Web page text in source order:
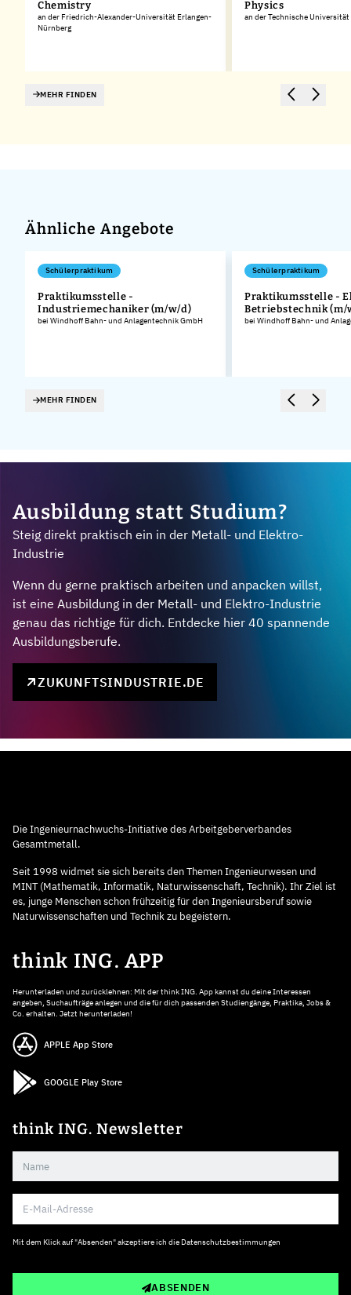
Chemistry
an der Friedrich-Alexander-Universität Erlangen-
Nürnberg
Physics
an der Technische Universität
MEHR FINDEN
Ähnliche Angebote
Schülerpraktikum
Praktikumsstelle -
Industriemechaniker (m/w/d)
bei Windhoff Bahn- und Anlagentechnik GmbH
Schülerpraktikum
Praktikumsstelle -
Betriebstechnik (m/
bei Windhoff Bahn- und
MEHR FINDEN
Ausbildung statt Studium?
Steig direkt praktisch ein in der Metall- und Elektro-
Industrie
Wenn du gerne praktisch arbeiten und anpacken willst,
ist eine Ausbildung in der Metall- und Elektro-Industrie
genau das richtige für dich. Entdecke hier 40 spannende
Ausbildungsberufe.
ZUKUNFTSINDUSTRIE.DE
Die Ingenieurnachwuchs-Initiative des Arbeitgeberverbandes
Gesamtmetall.
Seit 1998 widmet sie sich bereits den Themen Ingenieurwesen und
MINT (Mathematik, Informatik, Naturwissenschaft, Technik). Ihr Ziel ist
es, junge Menschen schon frühzeitig für den Ingenieursberuf sowie
Naturwissenschaften und Technik zu begeistern.
think ING. APP
Herunterladen und zurücklehnen: Mit der think ING. App kannst du deine Interessen
angeben, Suchaufträge anlegen und die für dich passenden Studiengänge, Praktika, Jobs &
Co. erhalten. Jetzt herunterladen!
APPLE App Store
GOOGLE Play Store
think ING. Newsletter
Mit dem Klick auf "Absenden" akzeptiere ich die Datenschutzbestimmungen
ABSENDEN